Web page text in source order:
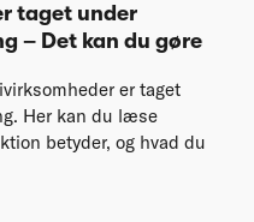
taget under
– Det kan du gøre
er taget
betyder, og hvad du